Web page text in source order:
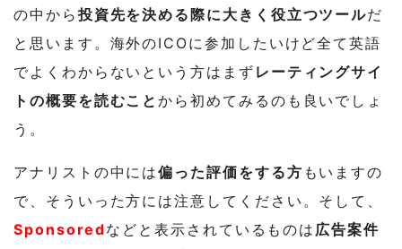
の中から 投資先を決める際に大きく役立つツールだ
と思います。海外のICOに参加したいけど全て英語
でよくわからないという方はまず レーティングサイ
トの概要を読むことから初めてみるのも良いでしょ
う。
アナリストの中には偏った評価をする方 もいますの
で、そういった方には注意してください。そして、
Sponsoredなどと表示されているものは 広告案件